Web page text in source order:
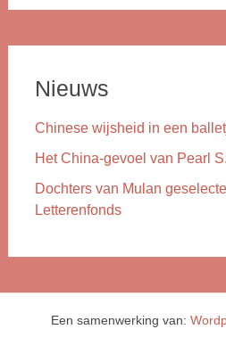
Nieuws
Chinese wijsheid in een
Het China-gevoel van Pearl
Dochters van Mulan
Letterenfonds
Een samenwerking van: